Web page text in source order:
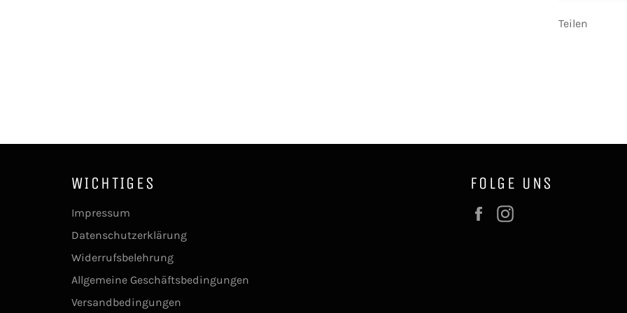
Teilen
WICHTIGES
Impressum
Datenschutzerklärung
Widerrufsbelehrung
Allgemeine Geschäftsbedingungen
Versandbedingungen
FOLGE UNS
Facebook